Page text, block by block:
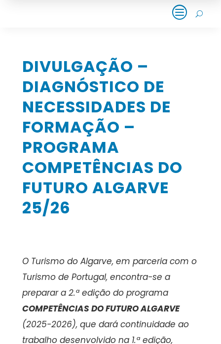
c U
DIVULGAÇÃO –
DIAGNÓSTICO DE
NECESSIDADES DE
FORMAÇÃO –
PROGRAMA
COMPETÊNCIAS DO
FUTURO ALGARVE
25/26
O Turismo do Algarve, em parceria com o
Turismo de Portugal, encontra-se a
preparar a 2.ª edição do programa
COMPETÊNCIAS DO FUTURO ALGARVE
(2025-2026), que dará continuidade ao
trabalho desenvolvido na 1.ª edição,